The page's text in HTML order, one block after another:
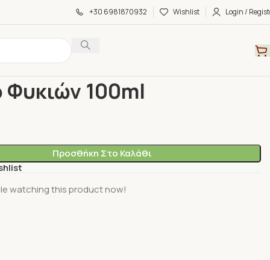
+30 6981870932 Wishlist Login /
Φυκιών 100ml
Προσθήκη Στο Καλάθι
watching this product now!